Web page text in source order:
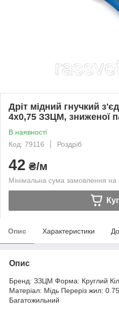
Дріт мідний гнучкий
4х0,75 ЗЗЦМ, зниженої
В наявності
Код: 79116
Роздріб
42 ₴/м
Мінімальна сума замовлення
Опис Характеристики
Опис
Бренд: ЗЗЦМ Форма: Круглий
Матеріал: Мідь Переріз жил:
Багатожильний